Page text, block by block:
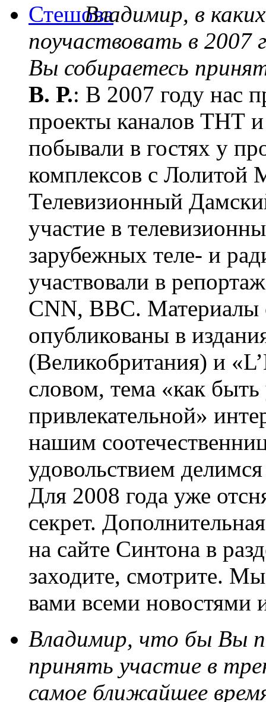
Владимир, в
поучаствовать в 2007
Вы собираетесь
В. Р.: В 2007 году нас
проекты каналов ТНТ
побывали в гостях у
комплексов с Лолитой
Телевизионный
участие в
зарубежных теле- и
участвовали в
CNN, BBC. Материалы
опубликованы в
(Великобритания) и
словом, тема «как
привлекательной»
нашим
удовольствием
Для 2008 года уже
секрет.
на сайте Синтона в
заходите, смотрите.
вами всеми новостями
Владимир, что бы Вы
принять участие в
самое ближайшее